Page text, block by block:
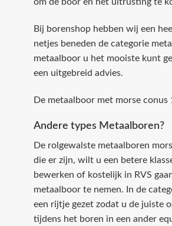
Bij borenshop hebben wij een
netjes beneden de categorie
metaalboor u het mooiste kunt
een uitgebreid advies.
De metaalboor met morse
Andere types Metaalboren?
De rolgewalste metaalboren
die er zijn, wilt u een betere
bewerken of kostelijk in RVS
metaalboor te nemen. In de
een rijtje gezet zodat u de juiste
tijdens het boren in een ander